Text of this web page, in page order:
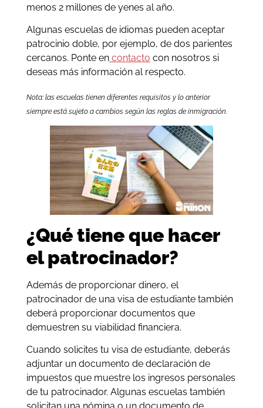
menos 2 millones de yenes al año.
Algunas escuelas de idiomas pueden aceptar
patrocinio doble, por ejemplo, de dos parientes
cercanos. Ponte en contacto con nosotros si
deseas más información al respecto.
Nota: las escuelas tienen diferentes requisitos y lo anterior
siempre está sujeto a cambios según las reglas de inmigración.
¿Qué tiene que hacer
el patrocinador?
Además de proporcionar dinero, el
patrocinador de una visa de estudiante también
deberá proporcionar documentos que
demuestren su viabilidad financiera.
Cuando solicites tu visa de estudiante, deberás
adjuntar un documento de declaración de
impuestos que muestre los ingresos personales
de tu patrocinador. Algunas escuelas también